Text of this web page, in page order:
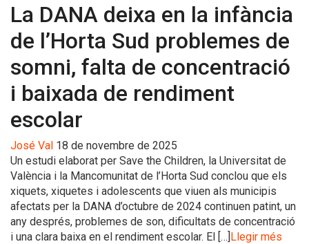
La DANA deixa en la infància
de l’Horta Sud problemes de
somni, falta de concentració
i baixada de rendiment
escolar
José Val 18 de novembre de 2025
Un estudi elaborat per Save the Children, la Universitat de
València i la Mancomunitat de l’Horta Sud conclou que els
xiquets, xiquetes i adolescents que viuen als municipis
afectats per la DANA d’octubre de 2024 continuen patint, un
any després, problemes de son, dificultats de concentració
i una clara baixa en el rendiment escolar. El […]Llegir més